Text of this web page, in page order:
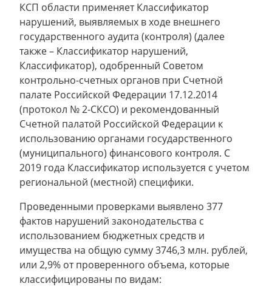
КСП области применяет Классификатор
нарушений, выявляемых в ходе внешнего
государственного аудита (контроля) (далее
также – Классификатор нарушений,
Классификатор), одобренный Советом
контрольно-счетных органов при Счетной
палате Российской Федерации 17.12.2014
(протокол № 2-СКСО) и рекомендованный
Счетной палатой Российской Федерации к
использованию органами государственного
(муниципального) финансового контроля. С
2019 года Классификатор используется с учетом
региональной (местной) специфики.
Проведенными проверками выявлено 377
фактов нарушений законодательства с
использованием бюджетных средств и
имущества на общую сумму 3746,3 млн. рублей,
или 2,9% от проверенного объема, которые
классифицированы по видам: